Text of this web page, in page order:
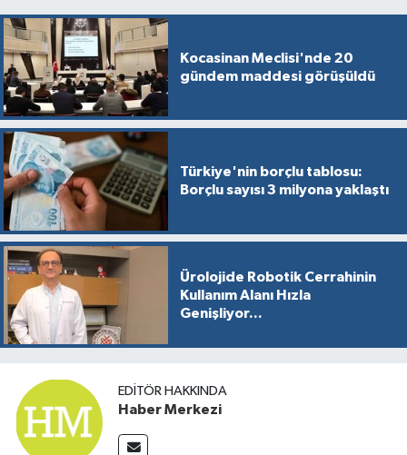
Kocasinan Meclisi'nde 20
gündem maddesi görüşüldü
Türkiye'nin borçlu tablosu:
Borçlu sayısı 3 milyona yaklaştı
Ürolojide Robotik Cerrahinin
Kullanım Alanı Hızla
Genişliyor...
EDITÖR HAKKINDA
Haber Merkezi